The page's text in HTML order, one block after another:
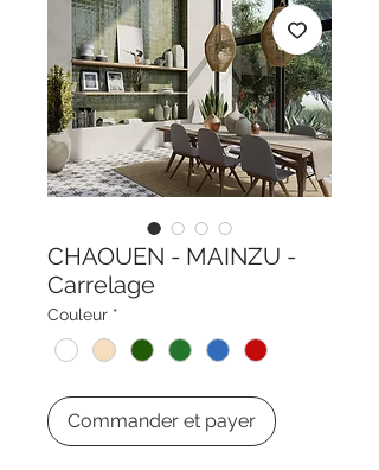
CHAOUEN - MAINZU -
Carrelage
Couleur *
Commander et payer